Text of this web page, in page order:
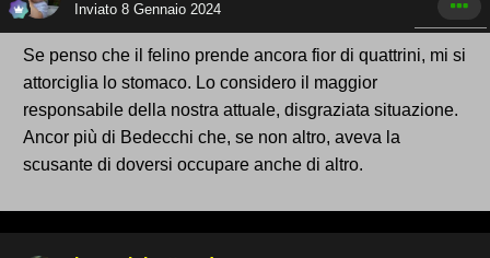
Inviato 8 Gennaio 2024
Se penso che il felino prende ancora fior di quattrini, mi si
attorciglia lo stomaco. Lo considero il maggior
responsabile della nostra attuale, disgraziata situazione.
Ancor più di Bedecchi che, se non altro, aveva la
scusante di doversi occupare anche di altro.